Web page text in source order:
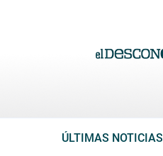
ÚLTIMAS NOTICIAS